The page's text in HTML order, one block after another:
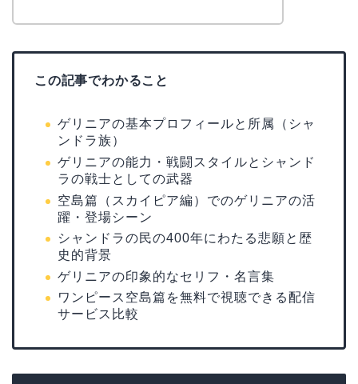
この記事でわかること
ゲリニアの基本プロフィールと所属（シャ
ンドラ族）
ゲリニアの能力・戦闘スタイルとシャンド
ラの戦士としての武器
空島篇（スカイピア編）でのゲリニアの活
躍・登場シーン
シャンドラの民の400年にわたる悲願と歴
史的背景
ゲリニアの印象的なセリフ・名言集
ワンピース空島篇を無料で視聴できる配信
サービス比較